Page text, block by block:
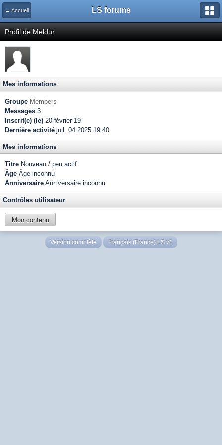
← Accueil LS forums
Profil de Meldur
Mes informations
Groupe Members
Messages 3
Inscrit(e) (le) 20-février 19
Dernière activité juil. 04 2025 19:40
Mes informations
Titre Nouveau / peu actif
Âge Âge inconnu
Anniversaire Anniversaire inconnu
Contrôles utilisateur
Mon contenu
Version complète Français (France) LS v4